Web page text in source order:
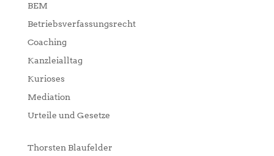
BEM
Betriebsverfassungsrecht
Coaching
Kanzleialltag
Kurioses
Mediation
Urteile und Gesetze
Thorsten Blaufelder